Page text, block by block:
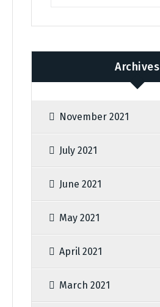
Archives
November 2021
July 2021
June 2021
May 2021
April 2021
March 2021